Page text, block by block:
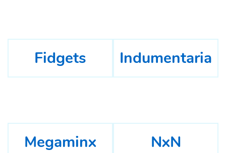
Fidgets Indumentaria
Megaminx NxN